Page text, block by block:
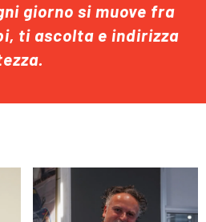
giorno si muove fra
ti ascolta e indirizza